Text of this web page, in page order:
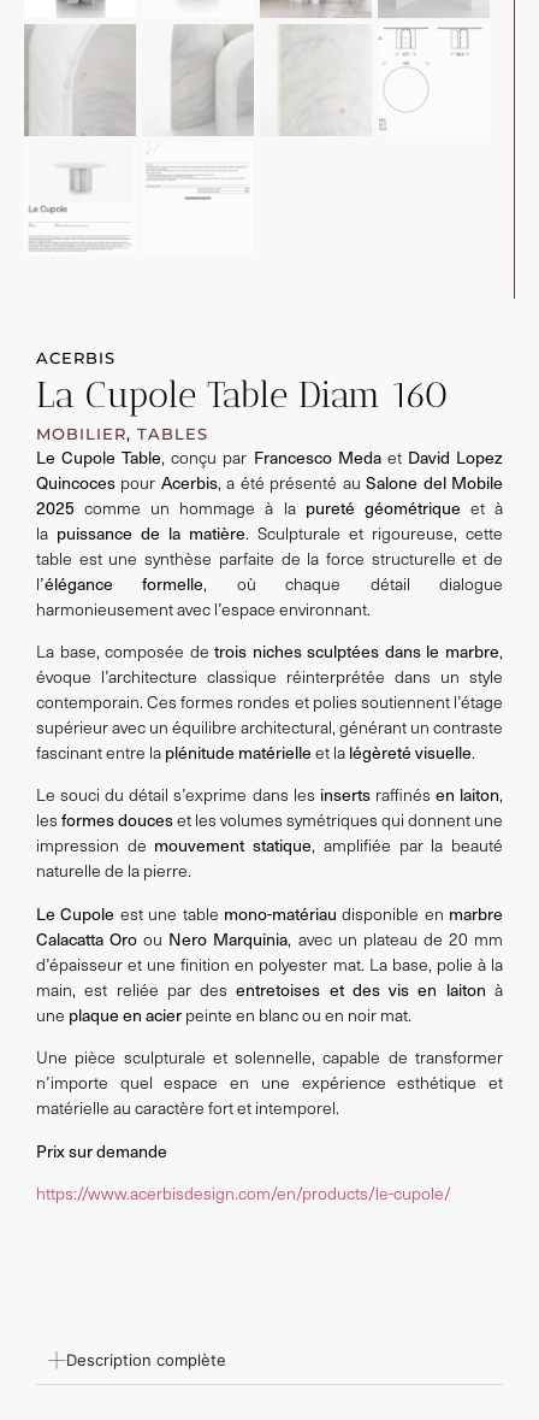
ACERBIS
La Cupole Table Diam 160
MOBILIER, TABLES
Le Cupole Table, conçu par Francesco Medaet David Lopez
Quincoces pour Acerbis, a été présenté auSalone del Mobile
2025 comme un hommage à la pureté géométrique et à
la puissance de la matière. Sculpturale et rigoureuse, cette
table est une synthèse parfaite de la force structurelle et de
l’élégance formelle, où chaque détail dialogue
harmonieusement avec l’espace environnant.
La base, composée detrois niches sculptées dans le marbre,
évoque l’architecture classique réinterprétée dans un style
contemporain. Ces formes rondes et polies soutiennent l’étage
supérieur avec un équilibre architectural, générant un contraste
fascinant entre la plénitude matérielle et la légèreté visuelle.
Le souci du détail s’exprime dans les insertsraffinés en laiton,
les formes douceset les volumes symétriques qui donnent une
impression de mouvement statique, amplifiée par la beauté
naturelle de la pierre.
Le Cupole est une table mono-matériau disponible en marbre
Calacatta Oro ou Nero Marquinia, avec un plateau de 20 mm
d’épaisseur et une finition en polyester mat. La base, polie à la
main, est reliée par desentretoises et des vis en laiton à
une plaque en acier peinte en blanc ou en noir mat.
Une pièce sculpturale et solennelle, capable de transformer
n’importe quel espace en une expérience esthétique et
matérielle au caractère fort et intemporel.
Prix sur demande
https://www.acerbisdesign.com/en/products/le-cupole/
Description complète